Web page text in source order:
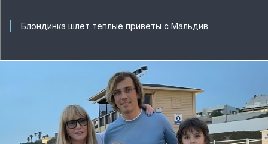
Блондинка шлет теплые приветы с Мальдив